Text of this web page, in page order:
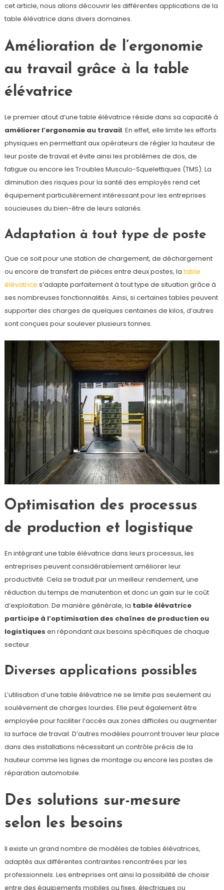
cet article, nous allons découvrir les différentes applications de la
table élévatrice dans divers domaines.
Amélioration de l’ergonomie
au travail grâce à la table
élévatrice
Le premier atout d’une table élévatrice réside dans sa capacité à
améliorer l’ergonomie au travail. En effet, elle limite les efforts
physiques en permettant aux opérateurs de régler la hauteur de
leur poste de travail et évite ainsi les problèmes de dos, de
fatigue ou encore les Troubles Musculo-Squelettiques (TMS). La
diminution des risques pour la santé des employés rend cet
équipement particulièrement intéressant pour les entreprises
soucieuses du bien-être de leurs salariés.
Adaptation à tout type de poste
Que ce soit pour une station de chargement, de déchargement
ou encore de transfert de pièces entre deux postes, latable
élévatrice s’adapte parfaitement à tout type de situation grâce à
ses nombreuses fonctionnalités. Ainsi, si certaines tables peuvent
supporter des charges de quelques centaines de kilos, d’autres
sont conçues pour soulever plusieurs tonnes.
Optimisation des processus
de production et logistique
En intégrant une table élévatrice dans leurs processus, les
entreprises peuvent considérablement améliorer leur
productivité. Cela se traduit par un meilleur rendement, une
réduction du temps de manutention et donc un gain sur le coût
d’exploitation. De manière générale, la table élévatrice
participe à l’optimisation des chaînes de production ou
logistiques en répondant aux besoins spécifiques de chaque
secteur.
Diverses applications possibles
L’utilisation d’une table élévatrice ne se limite pas seulement au
soulèvement de charges lourdes. Elle peut également être
employée pour faciliter l’accès aux zones difficiles ou augmenter
la surface de travail. D’autres modèles pourront trouver leur place
dans des installations nécessitant un contrôle précis de la
hauteur comme les lignes de montage ou encore les postes de
réparation automobile.
Des solutions sur-mesure
selon les besoins
Il existe un grand nombre de modèles de tables élévatrices,
adaptés aux différentes contraintes rencontrées par les
professionnels. Les entreprises ont ainsi la possibilité de choisir
entre des équipements mobiles ou fixes, électriques ou